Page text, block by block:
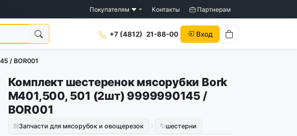
Покупателям Контакты Партнерам
+7 (4812) 21-88-00 Вход
/ BOR001
Комплект шестеренок мясорубки Bork
M401,500, 501 (2шт) 9999990145 /
BOR001
Запчасти для мясорубок и овощерезок шестерни